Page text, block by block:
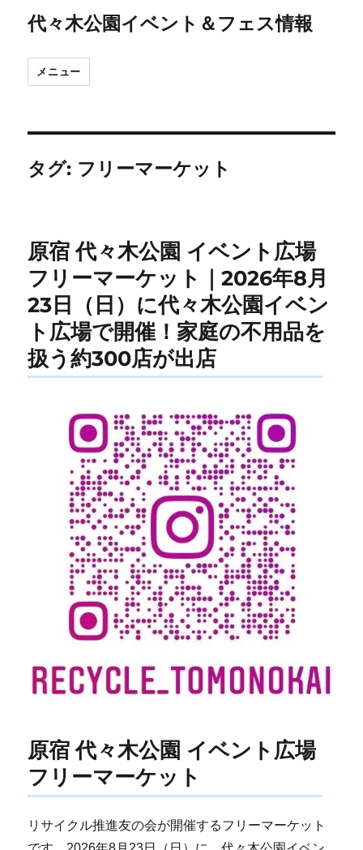
代々木公園イベント＆フェス情報
メニュー
タグ: フリーマーケット
原宿 代々木公園 イベント広場
フリーマーケット｜2026年8月
23日（日）に代々木公園イベン
ト広場で開催！家庭の不用品を
扱う約300店が出店
原宿 代々木公園 イベント広場
フリーマーケット
リサイクル推進友の会が開催するフリーマーケット